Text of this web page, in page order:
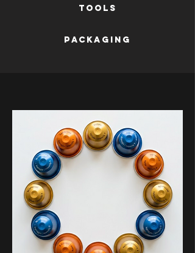
tools
packaging